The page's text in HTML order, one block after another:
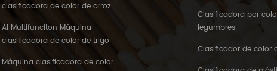
clasificadora de color de arroz
AI Multifunciton Máquina
clasificadora de color de trigo
Máquina clasificadora de color
Clasificadora por
legumbres
Clasificador de color